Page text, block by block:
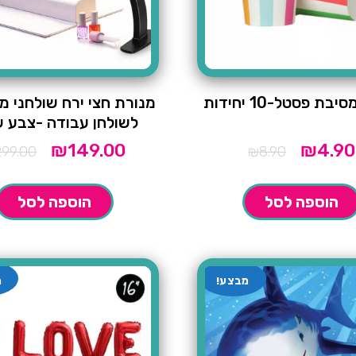
פסטל-10 יחידות
₪8.90
המחיר
המקורי
₪8.90.
₪4.90
הוספה לסל
מנורת חצי ירח שולחני
לשולחן עבודה -צבע
המחיר
המקורי
₪299.00.
₪149.00המחיר
הוספה לסל
מבצע!